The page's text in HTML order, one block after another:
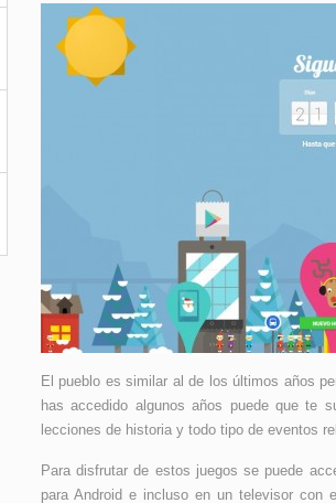
El pueblo es similar al de los últimos años
has accedido algunos años puede que te
lecciones de historia y todo tipo de eventos
Para disfrutar de estos juegos se puede
para Android e incluso en un televisor